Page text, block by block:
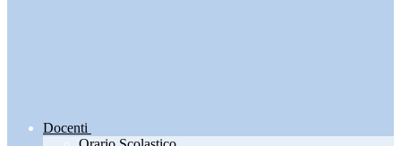
Docenti